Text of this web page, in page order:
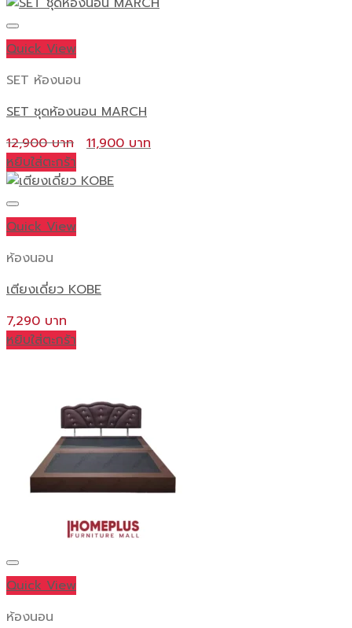
Quick View
SET ห้องนอน
SET ชุดห้องนอน MARCH
12,900
Original
was:
11,900
หยิบใส่ตะกร้า
Quick View
ห้องนอน
เตียงเดี่ยว KOBE
7,290
หยิบใส่ตะกร้า
Quick View
ห้องนอน